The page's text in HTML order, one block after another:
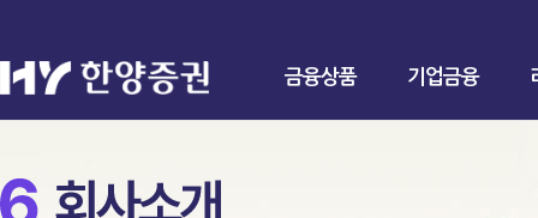
금융상품 기업금융